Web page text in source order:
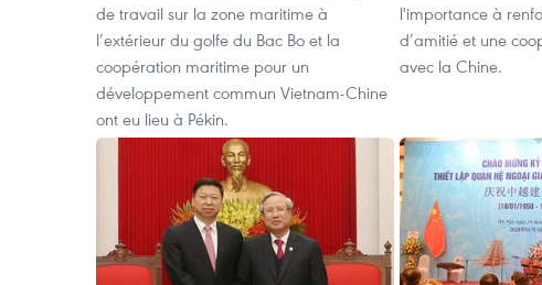
de travail sur la zone maritime à
l’extérieur du golfe du Bac Bo et la
coopération maritime pour un
développement commun Vietnam-Chine
ont eu lieu à Pékin.
l'importance à
d’amitié et une
avec la Chine.